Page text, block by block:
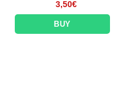
3,50€
BUY